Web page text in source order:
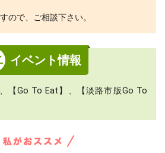
ので、ご相談下さい。
イベント情報
【Go To Eat】、【淡路市版Go To